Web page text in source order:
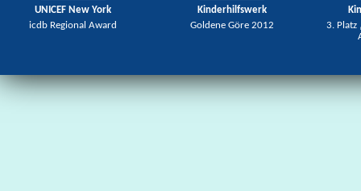
UNICEF New York
icdb Regional Award
Kinderhilfswerk
Goldene Göre 2012
3. Platz